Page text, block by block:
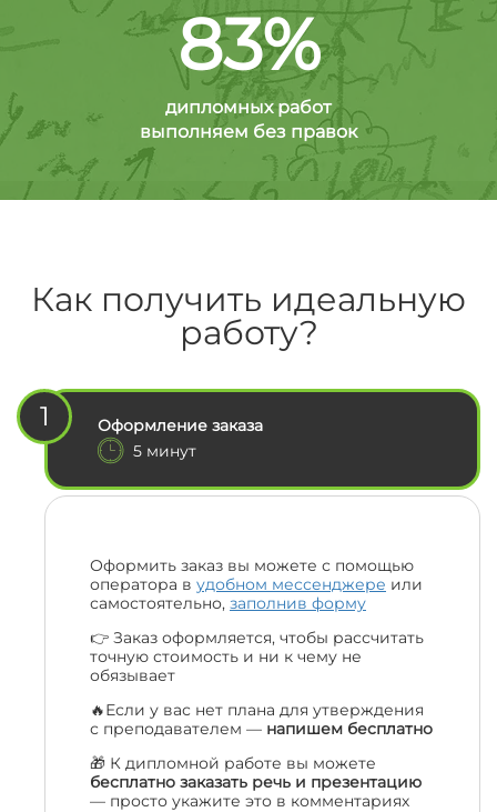
83%
дипломных работ
выполняем без правок
Как получить идеальную
работу?
1
Оформление заказа
5 минут
Оформить заказ вы можете с помощью
оператора в удобном мессенджере или
самостоятельно, заполнив форму
👉 Заказ оформляется, чтобы рассчитать
точную стоимость и ни к чему не
обязывает
🔥Если у вас нет плана для утверждения
с преподавателем — напишем бесплатно
🎁 К дипломной работе вы можете
бесплатно заказать речь и презентацию
— просто укажите это в комментариях